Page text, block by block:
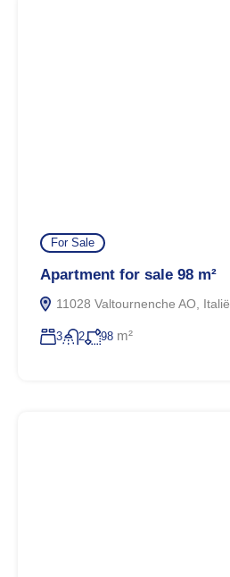
For Sale
Apartment for sale 98 m²
11028 Valtournenche AO, Italië
3 2 98 m²